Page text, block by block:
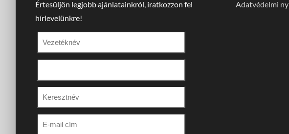
Értesüljön legjobb ajánlatainkról, iratkozzon fel
hírlevelünkre!
Adatvédelmi